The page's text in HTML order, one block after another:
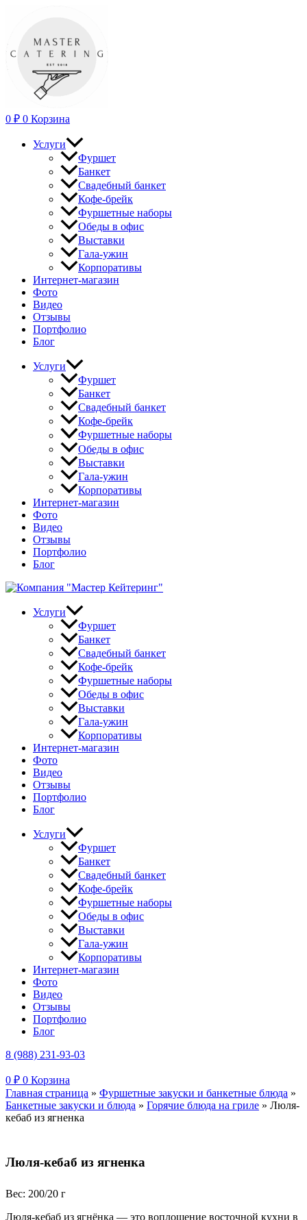
содержимому
0 ₽ 0 Корзина
Услуги
Фуршет
Банкет
Свадебный банкет
Кофе-брейк
Фуршетные наборы
Обеды в офис
Выставки
Гала-ужин
Корпоративы
Интернет-магазин
Фото
Видео
Отзывы
Портфолио
Блог
Услуги
Фуршет
Банкет
Свадебный банкет
Кофе-брейк
Фуршетные наборы
Обеды в офис
Выставки
Гала-ужин
Корпоративы
Интернет-магазин
Фото
Видео
Отзывы
Портфолио
Блог
Услуги
Фуршет
Банкет
Свадебный банкет
Кофе-брейк
Фуршетные наборы
Обеды в офис
Выставки
Гала-ужин
Корпоративы
Интернет-магазин
Фото
Видео
Отзывы
Портфолио
Блог
Услуги
Фуршет
Банкет
Свадебный банкет
Кофе-брейк
Фуршетные наборы
Обеды в офис
Выставки
Гала-ужин
Корпоративы
Интернет-магазин
Фото
Видео
Отзывы
Портфолио
Блог
8 (988) 231-93-03
0 ₽ 0 Корзина
Главная страница » Фуршетные закуски и банкетные блюда »
Банкетные закуски и блюда » Горячие блюда на гриле » Люля-
кебаб из ягненка
Люля-кебаб из ягненка
Вес: 200/20 г
Люля-кебаб из ягнёнка — это воплощение восточной кухни в